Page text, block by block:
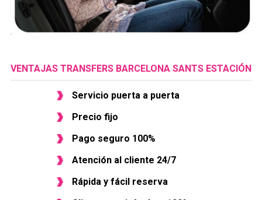
VENTAJAS TRANSFERS BARCELONA SANTS ESTACIÓN
Servicio puerta a puerta
Precio fijo
Pago seguro 100%
Atención al cliente 24/7
Rápida y fácil reserva